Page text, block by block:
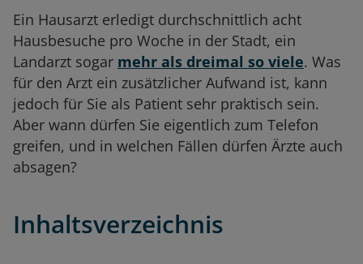
Ein Hausarzt erledigt durchschnittlich acht
Hausbesuche pro Woche in der Stadt, ein
Landarzt sogar mehr als dreimal so viele. Was
für den Arzt ein zusätzlicher Aufwand ist, kann
jedoch für Sie als Patient sehr praktisch sein.
Aber wann dürfen Sie eigentlich zum Telefon
greifen, und in welchen Fällen dürfen Ärzte auch
absagen?
Inhaltsverzeichnis